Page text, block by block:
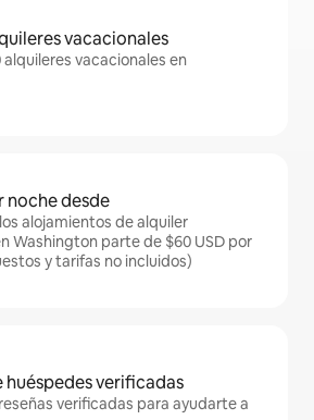
vacacionales
alquileres vacacionales en
noche desde
alojamientos de alquiler
Washington parte de $60 USD por
y tarifas no incluidos)
huéspedes verificadas
verificadas para ayudarte a